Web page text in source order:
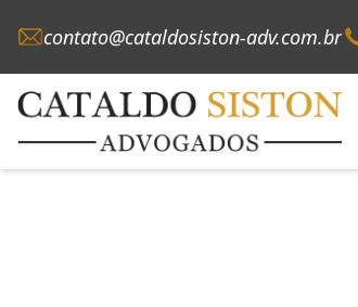
contato@cataldosiston-adv.com.br